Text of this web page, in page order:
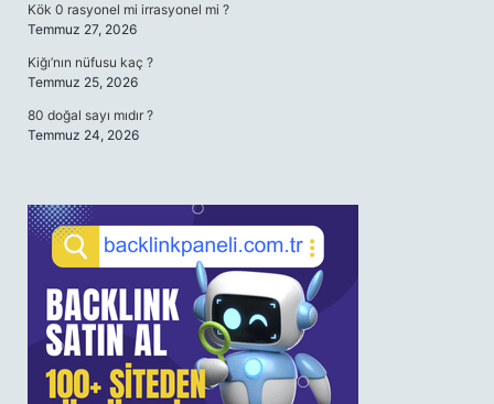
Kök 0 rasyonel mi irrasyonel mi ?
Temmuz 27, 2026
Kiğı’nın nüfusu kaç ?
Temmuz 25, 2026
80 doğal sayı mıdır ?
Temmuz 24, 2026